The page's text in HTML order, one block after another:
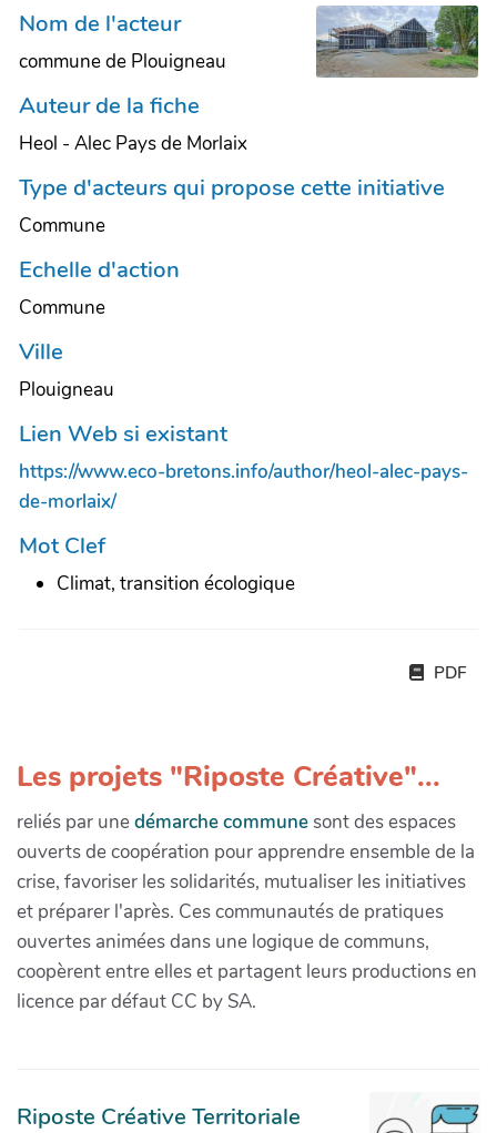
Nom de l'acteur
commune de Plouigneau
Auteur de la fiche
Heol - Alec Pays de Morlaix
Type d'acteurs qui propose cette initiative
Commune
Echelle d'action
Commune
Ville
Plouigneau
Lien Web si existant
https://www.eco-bretons.info/author/heol-alec-pays-
de-morlaix/
Mot Clef
Climat, transition écologique
PDF